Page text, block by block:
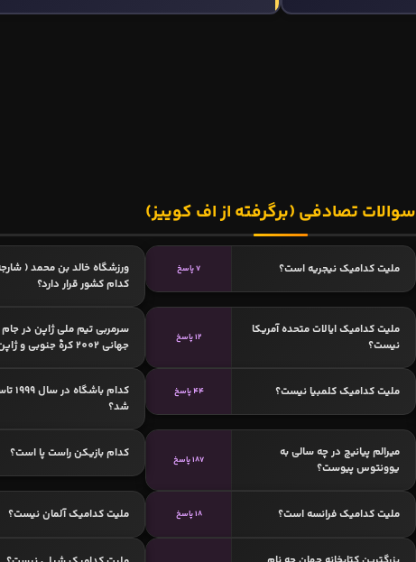
سوالات تصادفی (برگرفته از اف کوییز)
ملیت کدامیک نیجریه است؟ 7 پاسخ
ورزشگاه خالد بن محمد (
کدام کشور قرار دارد؟
ملیت کدامیک ایالات متحده آمریکا
نیست؟
12 پاسخ
سرمربی تیم ملی ژاپن در جام
جهانی 2002 کرهٔ جنوبی و ژاپن؟
ملیت کدامیک کلمبیا نیست؟ 44 پاسخ
کدام
شد؟
میرالم پیانیچ در چه سالی به
یوونتوس پیوست؟
187 پاسخ کدام بازیکن راست پا است؟
ملیت کدامیک فرانسه است؟ 18 پاسخ ملیت کدامیک آلمان نیست؟